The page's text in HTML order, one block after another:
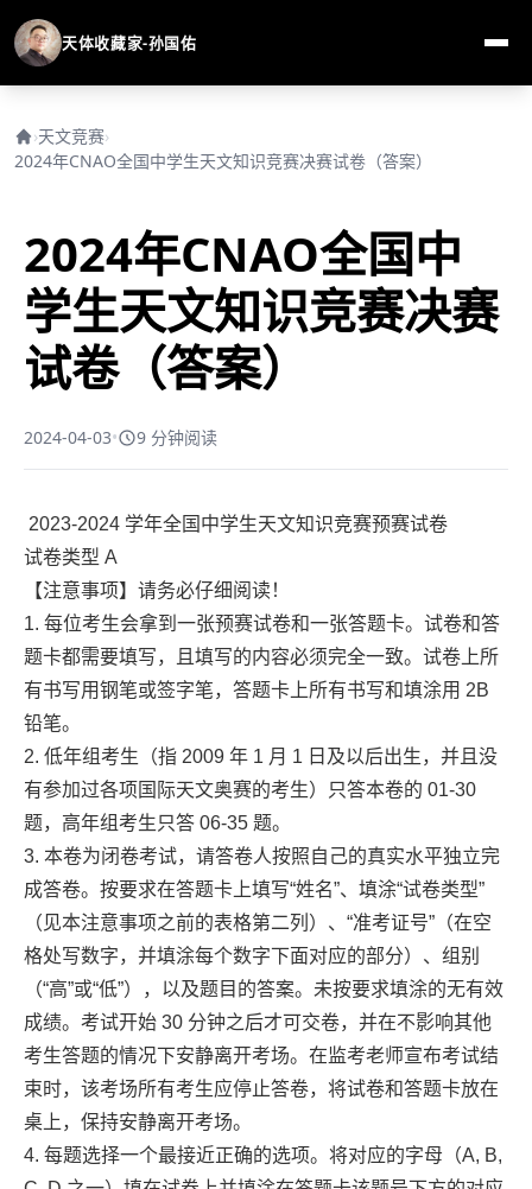
天体收藏家-孙国佑
›天文竞赛›
2024年CNAO全国中学生天文知识竞赛决赛试卷（答案）
2024年CNAO全国中
学生天文知识竞赛决赛
试卷（答案）
2024-04-03• 9 分钟阅读
2023-2024 学年全国中学生天文知识竞赛预赛试卷
试卷类型 A
【注意事项】请务必仔细阅读！
1. 每位考生会拿到一张预赛试卷和一张答题卡。试卷和答
题卡都需要填写，且填写的内容必须完全一致。试卷上所
有书写用钢笔或签字笔，答题卡上所有书写和填涂用 2B
铅笔。
2. 低年组考生（指 2009 年 1 月 1 日及以后出生，并且没
有参加过各项国际天文奥赛的考生）只答本卷的 01-30
题，高年组考生只答 06-35 题。
3. 本卷为闭卷考试，请答卷人按照自己的真实水平独立完
成答卷。按要求在答题卡上填写“姓名”、填涂“试卷类型”
（见本注意事项之前的表格第二列）、“准考证号”（在空
格处写数字，并填涂每个数字下面对应的部分）、组别
（“高”或“低”），以及题目的答案。未按要求填涂的无有效
成绩。考试开始 30 分钟之后才可交卷，并在不影响其他
考生答题的情况下安静离开考场。在监考老师宣布考试结
束时，该考场所有考生应停止答卷，将试卷和答题卡放在
桌上，保持安静离开考场。
4. 每题选择一个最接近正确的选项。将对应的字母（A, B,